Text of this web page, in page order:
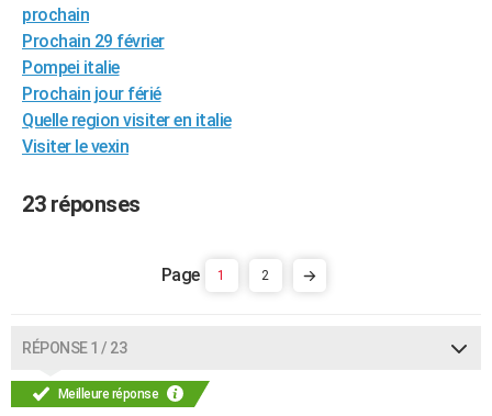
Art de vivre
Bien-être
Loisirs
Mode
Modes de vie
SANTE
Alimentation
Guide de la santé
Maladies
Médicaments
Sommeil
VOYAGE
Destinations
City break
Voyage nature
Voyage de noces
Forum
Climat
+PHOTO
BONS PLANS
Dictionnaire
Biographies
Citations
Expressions
Proverbes
PROGRAMME TV
COPAINS D'AVANT
prochain
Prochain 29 février
Pompei italie
Prochain jour férié
Quelle region visiter en italie
Visiter le vexin
23 réponses
1 2
RÉPONSE 1 / 23
Meilleure réponse